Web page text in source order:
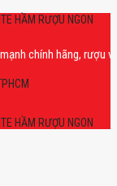
HẦM RƯỢU NGON
chính hãng, rượu vang
HẦM RƯỢU NGON